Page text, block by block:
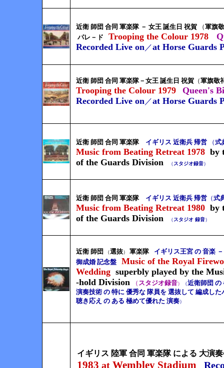
近衛 師団 合同 軍楽隊 － 女王 誕生日 祝賀 （軍旗
パレ－ド
Trooping the Colour 1978
Recorded Live on／at Horse Guards
近衛 師団 合同 軍楽隊－ 女王 誕生日 祝賀 （軍旗敬
Trooping the Colour 1979
Queen's
Recorded Live on／at Horse Guards
近衛 師団 合同 軍楽隊 イギリス 近衛兵 帰営 （式
Music from Beating Retreat 1978 by
of the Guards Division （スタジオ録音）
近衛 師団 合同 軍楽隊 イギリス 近衛兵 帰営 （式
Music from Beating Retreat 1980 by
of the Guards Division
（スタジオ 録音）
近衛 師団 （選抜） 軍楽隊
イギリス王宮 の 音楽
御成婚 記念盤
Music of the Royal
Wedding superbly played by the
-hold Division
（ スタジオ録音） （近衛師団 の
演奏技術 の 特に 優秀な 隊員を 選抜して 編成した
聴き応え の ある 極めて優れた 演奏）
イギリス 陸軍 合同 軍楽隊 による 大
1983 at Wembley Stadium